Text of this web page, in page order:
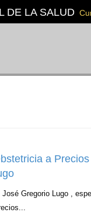
DE LA SALUD
a
Gregorio Lugo ,